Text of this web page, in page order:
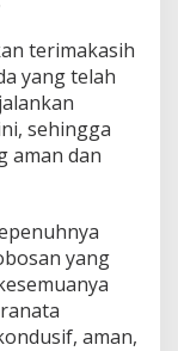
terimakasih
yang telah
sehingga
aman dan
yang
aman,